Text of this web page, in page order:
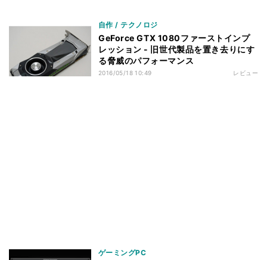
自作 / テクノロジ
GeForce GTX 1080ファーストインプ
レッション - 旧世代製品を置き去りにす
る脅威のパフォーマンス
2016/05/18 10:49 レビュー
ゲーミングPC